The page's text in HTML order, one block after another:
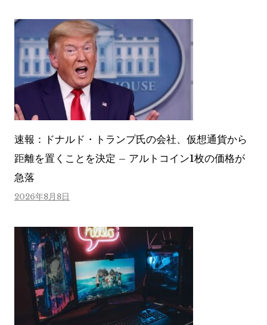
速報：ドナルド・トランプ氏の会社、仮想通貨から
距離を置くことを決定 – アルトコイン1枚の価格が
急落
2026年8月8日